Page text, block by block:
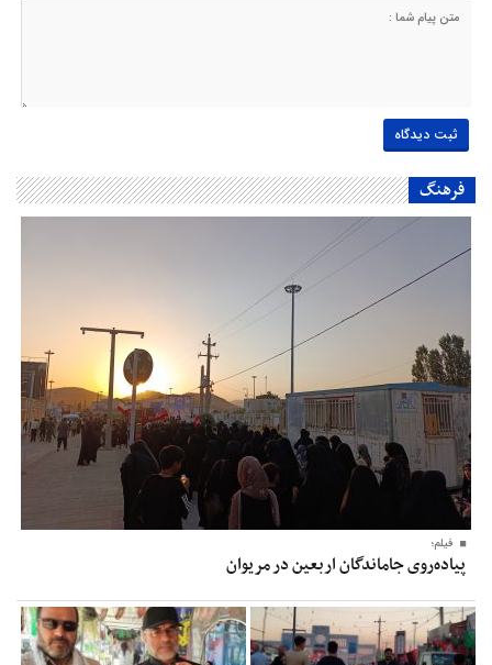
فرهنگ
فیلم؛
پیاده‌روی جاماندگان اربعین در مریوان